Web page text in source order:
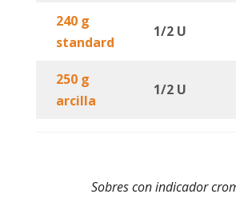
240 g
standard
1/2 U
250 g
arcilla
1/2 U
Sobres con indicador